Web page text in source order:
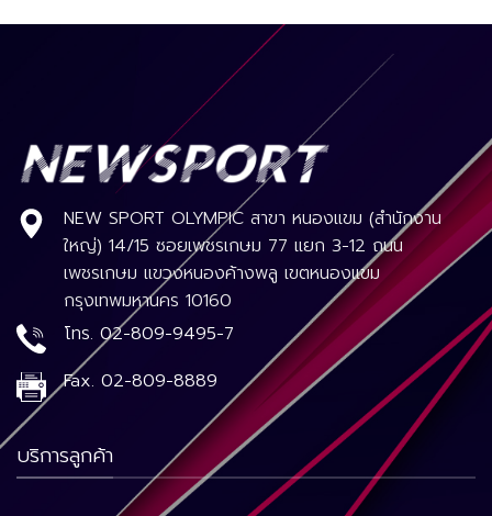
NEW SPORT OLYMPIC สาขา หนองแขม (สำนักงาน
ใหญ่) 14/15 ซอยเพชรเกษม 77 แยก 3-12 ถนน
เพชรเกษม แขวงหนองค้างพลู เขตหนองแขม
กรุงเทพมหานคร 10160
โทร. 02-809-9495-7
Fax. 02-809-8889
บริการลูกค้า